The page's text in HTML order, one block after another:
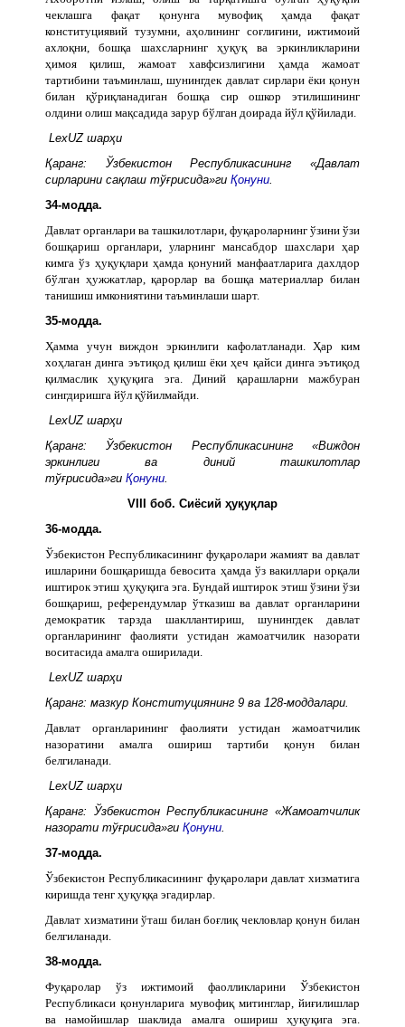
чеклашга фақат қонунга мувофиқ ҳамда фақат
конституциявий тузумни, аҳолининг соғлиғини, ижтимоий
ахлоқни, бошқа шахсларнинг ҳуқуқ ва эркинликларини
ҳимоя қилиш, жамоат хавфсизлигини ҳамда жамоат
тартибини таъминлаш, шунингдек давлат сирлари ёки қонун
билан қўриқланадиган бошқа сир ошкор этилишининг
олдини олиш мақсадида зарур бўлган доирада йўл қўйилади.
LexUZ шарҳи
Қаранг: Ўзбекистон Республикасининг «Давлат
сирларини сақлаш тўғрисида»ги Қонуни.
34-модда.
Давлат органлари ва ташкилотлари, фуқароларнинг ўзини ўзи
бошқариш органлари, уларнинг мансабдор шахслари ҳар
кимга ўз ҳуқуқлари ҳамда қонуний манфаатларига дахлдор
бўлган ҳужжатлар, қарорлар ва бошқа материаллар билан
танишиш имкониятини таъминлаши шарт.
35-модда.
Ҳамма учун виждон эркинлиги кафолатланади. Ҳар ким
хоҳлаган динга эътиқод қилиш ёки ҳеч қайси динга эътиқод
қилмаслик ҳуқуқига эга. Диний қарашларни мажбуран
сингдиришга йўл қўйилмайди.
LexUZ шарҳи
Қаранг: Ўзбекистон Республикасининг «Виждон
эркинлиги ва диний ташкилотлар
тўғрисида»ги Қонуни.
VIII боб. Сиёсий ҳуқуқлар
36-модда.
Ўзбекистон Республикасининг фуқаролари жамият ва давлат
ишларини бошқаришда бевосита ҳамда ўз вакиллари орқали
иштирок этиш ҳуқуқига эга. Бундай иштирок этиш ўзини ўзи
бошқариш, референдумлар ўтказиш ва давлат органларини
демократик тарзда шакллантириш, шунингдек давлат
органларининг фаолияти устидан жамоатчилик назорати
воситасида амалга оширилади.
LexUZ шарҳи
Қаранг: мазкур Конституциянинг 9 ва 128-моддалари.
Давлат органларининг фаолияти устидан жамоатчилик
назоратини амалга ошириш тартиби қонун билан
белгиланади.
LexUZ шарҳи
Қаранг: Ўзбекистон Республикасининг «Жамоатчилик
назорати тўғрисида»ги Қонуни.
37-модда.
Ўзбекистон Республикасининг фуқаролари давлат хизматига
киришда тенг ҳуқуққа эгадирлар.
Давлат хизматини ўташ билан боғлиқ чекловлар қонун билан
белгиланади.
38-модда.
Фуқаролар ўз ижтимоий фаолликларини Ўзбекистон
Республикаси қонунларига мувофиқ митинглар, йиғилишлар
ва намойишлар шаклида амалга ошириш ҳуқуқига эга.